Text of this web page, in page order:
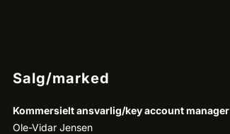
Salg/marked
Kommersielt ansvarlig/key account manager
Ole-Vidar Jensen